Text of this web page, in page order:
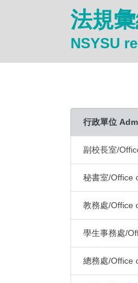
法規
NSYSU
行政單位
副校長室/
秘書室/Office
教務處/Office
學生事務處/
總務處/Office